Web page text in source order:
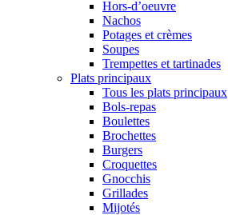
Hors-d’oeuvre
Nachos
Potages et crèmes
Soupes
Trempettes et tartinades
Plats principaux
Tous les plats principaux
Bols-repas
Boulettes
Brochettes
Burgers
Croquettes
Gnocchis
Grillades
Mijotés